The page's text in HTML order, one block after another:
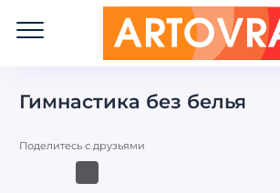
OVRAG
Гимнастика без белья
Поделитесь с друзьями